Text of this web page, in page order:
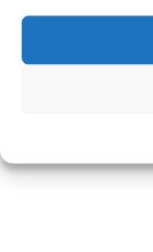
Yen Thé, ou